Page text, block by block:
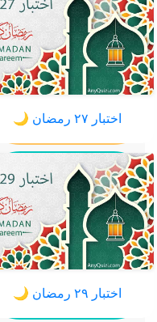
اختبار ٢٧ رمضان 🌙
اختبار ٢٩ رمضان 🌙